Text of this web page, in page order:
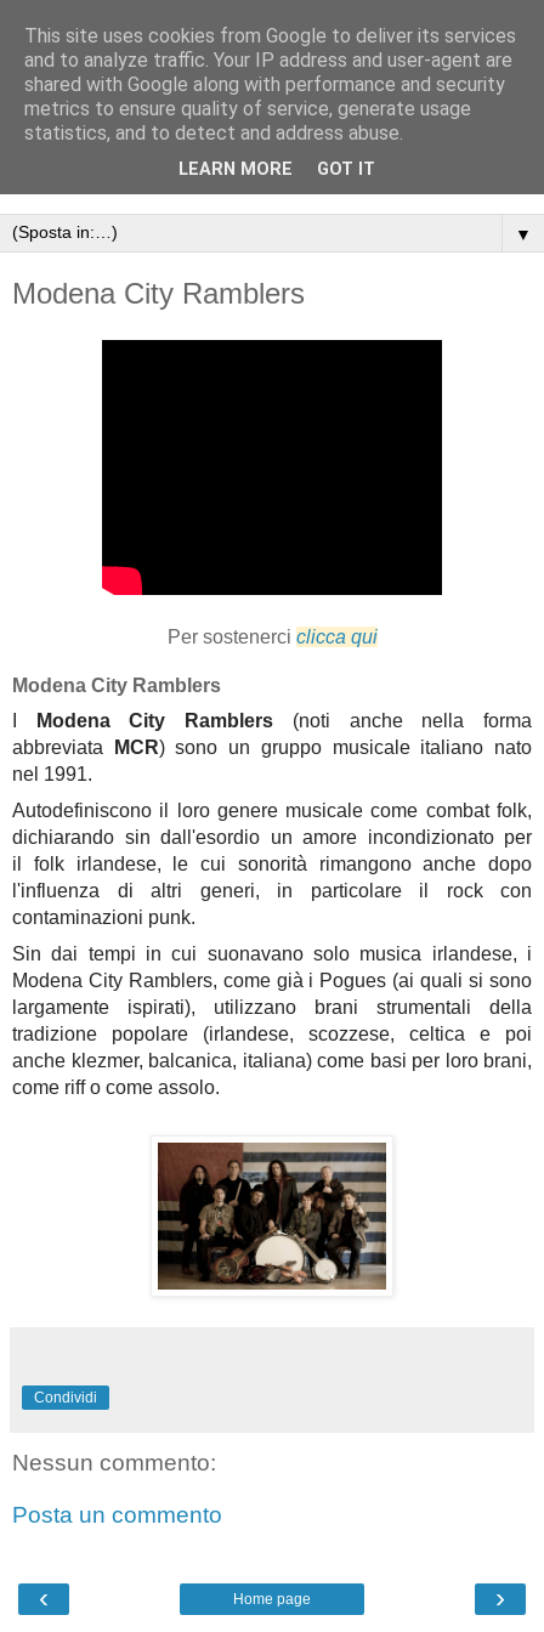
▼
Modena City Ramblers
Per sostenerci clicca qui
Modena City Ramblers
Modena City Ramblers (noti anche nella forma
abbreviata
MCR) sono un gruppo musicale italiano nato
nel 1991.
Autodefiniscono il loro genere musicale come combat folk,
dichiarando sin dall'esordio un amore incondizionato per
il folk irlandese, le cui sonorità rimangono anche dopo
l'influenza di altri generi, in particolare il rock con
contaminazioni punk.
Sin dai tempi in cui suonavano solo musica irlandese, i
Modena City Ramblers, come già i Pogues (ai quali si sono
largamente ispirati), utilizzano brani strumentali della
tradizione popolare (irlandese, scozzese, celtica e poi
anche klezmer, balcanica, italiana) come basi per loro brani,
come riff o come assolo.
Condividi
Nessun commento:
Posta un commento
‹ ›
Home page
This site uses cookies from Google to deliver its services
and to analyze traffic. Your IP address and user-agent are
shared with Google along with performance and security
metrics to ensure quality of service, generate usage
statistics, and to detect and address abuse.
LEARN MORE GOT IT